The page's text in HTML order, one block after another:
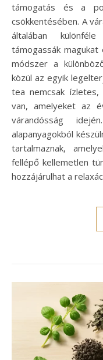
támogatás és a
csökkentésében. A
általában
támogassák
módszer a
közül az egyik
tea nemcsak
van, amelyeket az
várandósság
alapanyagokból
tartalmaznak,
fellépő kellemetlen
hozzájárulhat a